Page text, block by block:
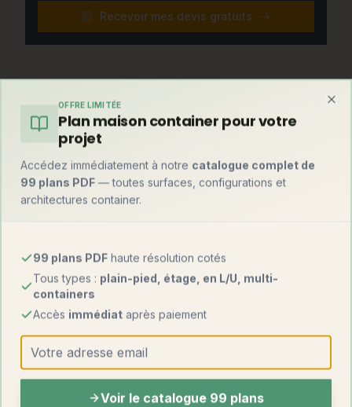
Recevoir mes devis gratuits
Avant de trancher, comparez avec la solution container —
souvent la plus rapide du marché :
Critère
Maison
atypique
Maison container
Originalité Maximale
Forte (esthétique
6 à 14 mois
Terrains
difficiles
Excellente
adaptation
plots)
OFFRE LIMITÉE
Plan maison container pour votre
projet
Accédez immédiatement à notre catalogue complet de
99 plans PDF — toutes surfaces, configurations et
architectures container.
99 plans PDF haute résolution cotés
Tous types : plain-pied, étage, en L/U, multi-
containers
Accès immédiat après paiement
Voir le catalogue 99 plans